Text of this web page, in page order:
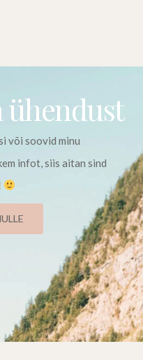
ühendust
või soovid minu
infot, siis aitan sind